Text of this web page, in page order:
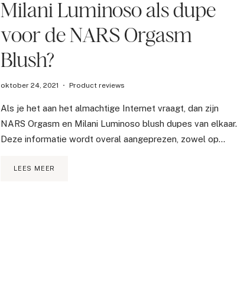
Milani Luminoso als dupe
voor de NARS Orgasm
Blush?
oktober 24, 2021 Product reviews
Als je het aan het almachtige Internet vraagt, dan zijn
NARS Orgasm en Milani Luminoso blush dupes van elkaar.
Deze informatie wordt overal aangeprezen, zowel op…
LEES MEER